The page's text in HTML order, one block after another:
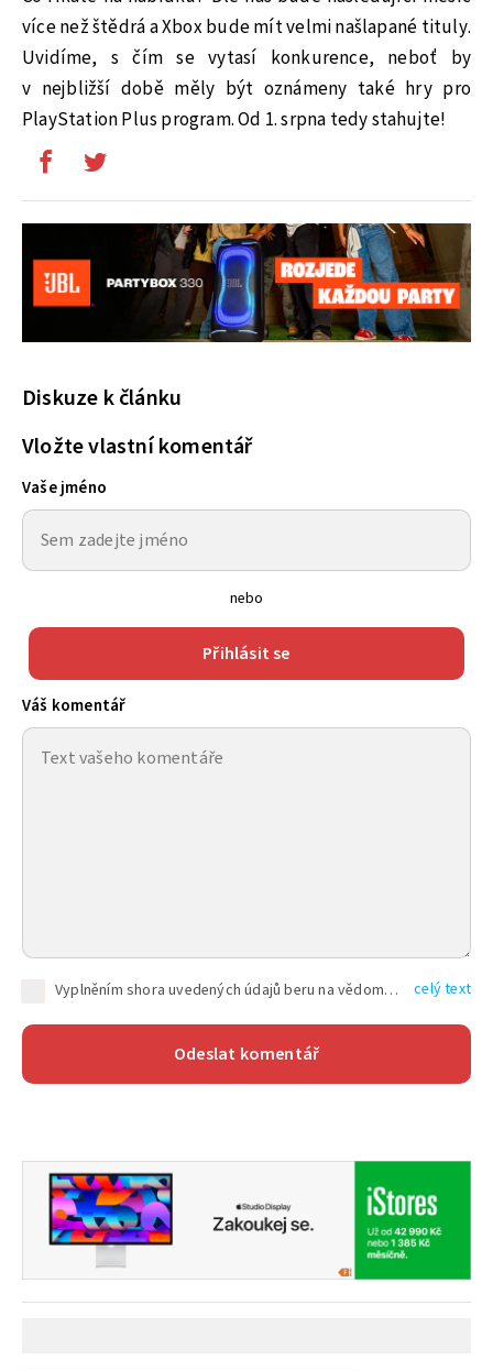
více než štědrá a Xbox bude mít velmi našlapané tituly.
Uvidíme, s čím se vytasí konkurence, neboť by
v nejbližší době měly být oznámeny také hry pro
PlayStation Plus program. Od 1. srpna tedy stahujte!
Diskuze k článku
Vložte vlastní komentář
Vaše jméno
nebo
Přihlásit se
Váš komentář
Vyplněním shora uvedených údajů beru na vědomí, že společnost TEXT FACTORY s.r.o., sídlem Brno, Durďákova 336/29, Černá Pole, PSČ: 613 00, IČ: 06157831, zapsané u Krajského soudu v Brně, oddíl C, vložka 100399, bude zpracovávat mé osobní údaje uvedené v rámci mnou vyplněného registračního formuláře na základě oprávněných zájmů TEXT FACTORY s.r.o. dle čl. 6 odst. 1 písm. f) GDPR a pro splnění právních povinností (čl. 6 odst. 1 písm. c) GDPR), a to pro tyto účely: nezbytnost zajistit oprávnění návštěvníka webových stránek provozovaných společností TEXT FACTORY s.r.o. přispívat aktivně ke zveřejněným článkům nebo v rámci diskusních fór a výkon práv TEXT FACTORY s.r.o. jako administrátora těchto diskusních fór. Více informací o zpracování osobních údajů a právech lze nalézt v celý text